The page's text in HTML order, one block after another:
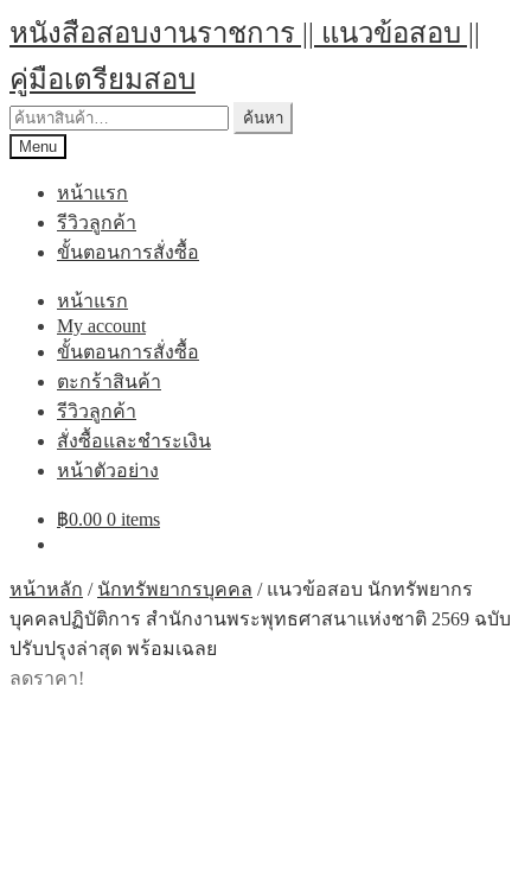
Skip
to
navigation
Skip
to
content
หนังสือสอบงานราชการ || แนวข้อสอบ ||
คู่มือเตรียมสอบ
ค้นหา:
ค้นหา
Menu
หน้าแรก
รีวิวลูกค้า
ขั้นตอนการสั่งซื้อ
หน้าแรก
My account
ขั้นตอนการสั่งซื้อ
ตะกร้าสินค้า
รีวิวลูกค้า
สั่งซื้อและชำระเงิน
หน้าตัวอย่าง
฿0.00 0 items
หน้าหลัก / นักทรัพยากรบุคคล / แนวข้อสอบ นักทรัพยากร
บุคคลปฏิบัติการ สำนักงานพระพุทธศาสนาแห่งชาติ 2569 ฉบับ
ปรับปรุงล่าสุด พร้อมเฉลย
ลดราคา!